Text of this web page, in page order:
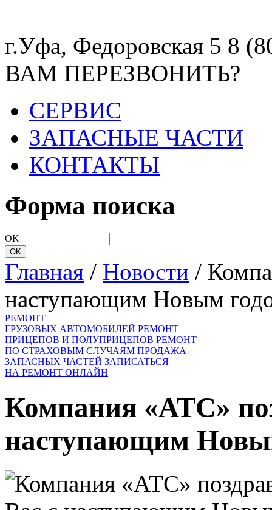
г.Уфа, Федоровская 5 8
ВАМ ПЕРЕЗВОНИТЬ?
СЕРВИС
ЗАПАСНЫЕ ЧАСТИ
КОНТАКТЫ
Форма поиска
OK
Главная / Новости /
наступающим Новым
РЕМОНТ
ГРУЗОВЫХ АВТОМОБИЛЕЙ РЕМОНТ
ПРИЦЕПОВ И ПОЛУПРИЦЕПОВ РЕМОНТ
ПО СТРАХОВЫМ СЛУЧАЯМ ПРОДАЖА
ЗАПАСНЫХ ЧАСТЕЙ ЗАПИСАТЬСЯ
НА РЕМОНТ ОНЛАЙН
Компания «АТС»
наступающим